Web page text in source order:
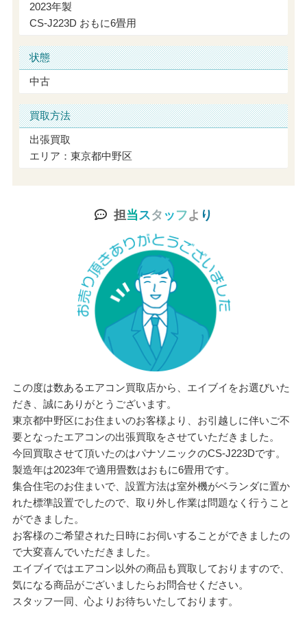
2023年製
CS-J223D おもに6畳用
状態
中古
買取方法
出張買取
エリア：東京都中野区
担当スタ ッ フよ り
この度は数あるエアコン買取店から、エイブイをお選びいた
だき、誠にありがとうございます。
東京都中野区にお住まいのお客様より、お引越しに伴いご不
要となったエアコンの出張買取をさせていただきました。
今回買取させて頂いたのはパナソニックのCS-J223Dです。
製造年は2023年で適用畳数はおもに6畳用です。
集合住宅のお住まいで、設置方法は室外機がベランダに置か
れた標準設置でしたので、取り外し作業は問題なく行うこと
ができました。
お客様のご希望された日時にお伺いすることができましたの
で大変喜んでいただきました。
エイブイではエアコン以外の商品も買取しておりますので、
気になる商品がございましたらお問合せください。
スタッフ一同、心よりお待ちいたしております。